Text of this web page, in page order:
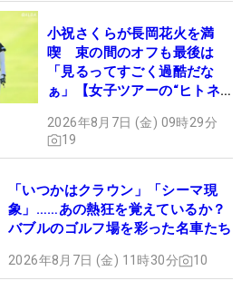
小祝さくらが長岡花火を満
喫 束の間のオフも最後は
「見るってすごく過酷だな
ぁ」【女子ツアーの“ヒトネ
2026年8月7日 (金) 09時29分
19
「いつかはクラウン」「シーマ現
象」……あの熱狂を覚えているか？
バブルのゴルフ場を彩った名車たち
2026年8月7日 (金) 11時30分 10